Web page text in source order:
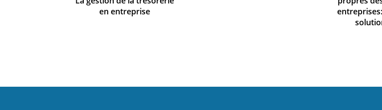
en entreprise